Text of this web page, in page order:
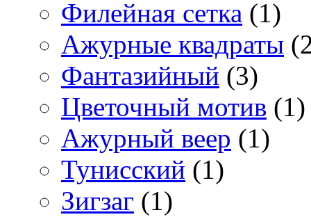
Филейная сетка (1)
Ажурные квадраты
Фантазийный (3)
Цветочный мотив (1)
Ажурный веер (1)
Тунисский (1)
Зигзаг (1)